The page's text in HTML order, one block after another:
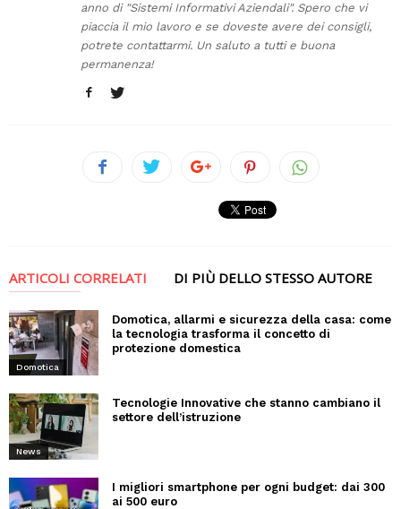
anno di "Sistemi Informativi Aziendali". Spero che vi
piaccia il mio lavoro e se doveste avere dei consigli,
potrete contattarmi. Un saluto a tutti e buona
permanenza!
ARTICOLI CORRELATI DI PIÙ DELLO STESSO AUTORE
Domotica
Domotica, allarmi e sicurezza della casa: come
la tecnologia trasforma il concetto di
protezione domestica
News
Tecnologie Innovative che stanno cambiano il
settore dell’istruzione
I migliori smartphone per ogni budget: dai 300
ai 500 euro